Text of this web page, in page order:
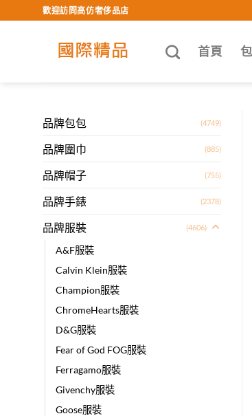
to
歡迎訪問高仿奢侈品店
首頁
品牌包包 (4749)
品牌圍巾 (885)
品牌帽子 (755)
品牌手錶 (2378)
品牌服裝 (4606)
A&F服裝
Calvin Klein服裝
Champion服裝
ChromeHearts服裝
D&G服裝
Fear of God FOG服裝
Ferragamo服裝
Givenchy服裝
Goose服裝